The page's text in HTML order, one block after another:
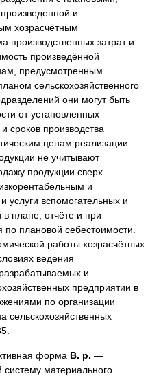
и
хозрасчётным
производственных затрат и
произведённой
предусмотренным
сельскохозяйственного
они могут быть
от установленных
сроков производства
ценам реализации.
нe учитывают
продукции сверх
и
услуги вспомогательных и
плане, отчёте и при
плановой себестоимости.
работы хозрасчётных
ведения
и
предприятии в
по организации
сельскохозяйственных
форма В. р. —
систему материального